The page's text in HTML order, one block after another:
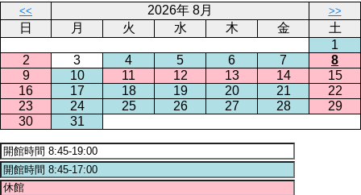
<< 2026年 8月 >>
日 月 火 水 木 金
土
1
2
3 4 5 6 7
8
9
10 11 12 13 14
15
16
17 18 19 20 21
22
23
24 25 26 27 28
29
30
31